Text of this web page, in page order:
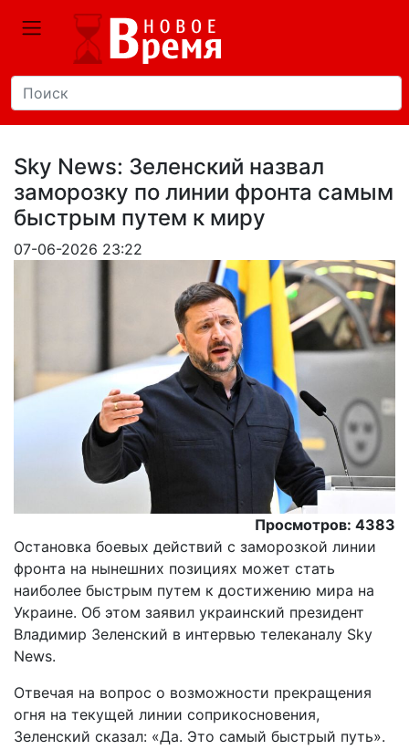
Sky News: Зеленский назвал
заморозку по линии фронта самым
быстрым путем к миру
07-06-2026 23:22
Просмотров: 4383
Остановка боевых действий с заморозкой линии
фронта на нынешних позициях может стать
наиболее быстрым путем к достижению мира на
Украине. Об этом заявил украинский президент
Владимир Зеленский в интервью телеканалу Sky
News.
Отвечая на вопрос о возможности прекращения
огня на текущей линии соприкосновения,
Зеленский сказал: «Да. Это самый быстрый путь».